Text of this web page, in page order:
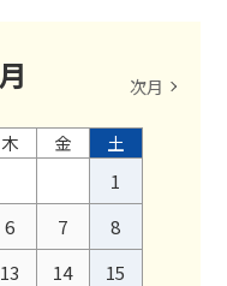
月 次月
木 金
土
1
6 7
8
13 14
15